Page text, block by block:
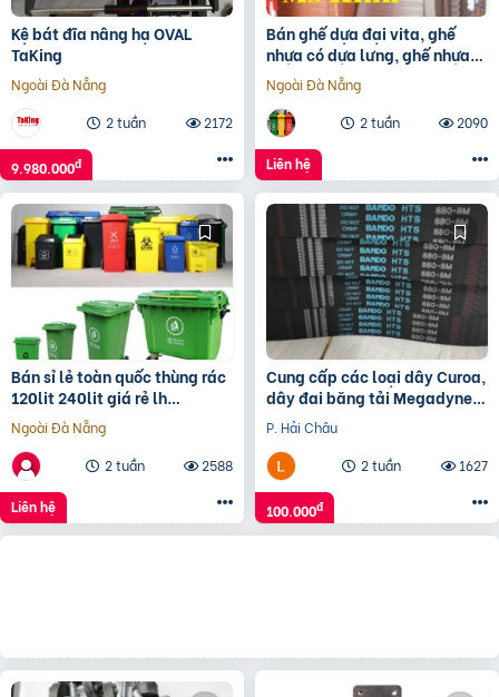
Kệ bát đĩa nâng hạ OVAL
TaKing
Ngoài Đà Nẵng
2 tuần
2172
9.980.000đ
Bán ghế dựa đại vita, ghế
nhựa có dựa lưng, ghế nhựa
giá rẻ nhiều mẫu mã – 096
3839 597 Ms Kính
Ngoài Đà Nẵng
2 tuần
2090
Liên hệ
Bán sỉ lẻ toàn quốc thùng rác
120lit 240lit giá rẻ lh
0911041000
Ngoài Đà Nẵng
2 tuần
2588
Liên hệ
Cung cấp các loại dây Curoa,
dây đai băng tải Megadyne,
Gates, Mitsuboshi…
P. Hải Châu
2 tuần
1627
100.000đ